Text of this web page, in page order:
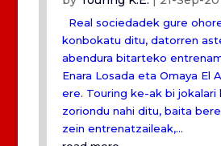
Real sociedadek gure
konbokatu ditu, datorren
abendura bitarteko
Enara Losada eta Omaya El
ere. Touring ke-ak bi jokalari
zoriondu nahi ditu, baita
zein entrenatzaileak,...